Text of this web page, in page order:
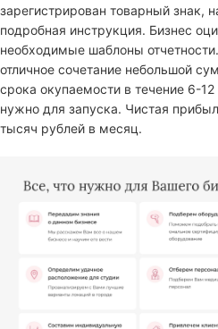
зарегистрирован товарный знак,
подробная инструкция. Бизнес
необходимые шаблоны
отличное сочетание небольшой
срока окупаемости в течение 6-
нужно для запуска. Чистая
тысяч рублей в месяц.